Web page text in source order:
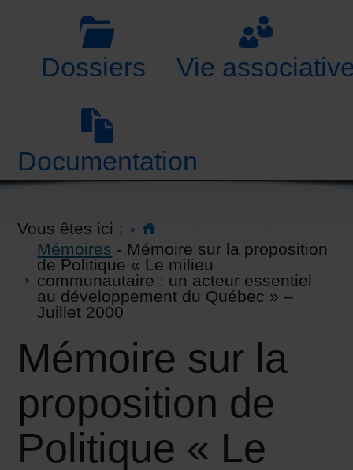
Dossiers Vie
Documentation
Vous êtes ici :
Mémoires - Mémoire sur la proposition
de Politique « Le milieu
communautaire : un acteur essentiel
au développement du Québec » –
Juillet 2000
Mémoire sur la
proposition de
Politique « Le